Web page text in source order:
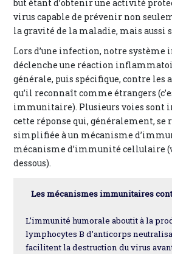
but étant d’obtenir une activité
virus capable de prévenir non
la gravité de la maladie, mais aussi
Lors d’une infection, notre
déclenche une réaction
générale, puis spécifique, contre les
qu’il reconnaît comme étrangers
immunitaire). Plusieurs voies sont
cette réponse qui, généralement, se
simplifiée à un mécanisme
mécanisme d’immunité cellulaire
dessous).
Les mécanismes immunitaires
L’immunité humorale aboutit à la
lymphocytes B d’anticorps
facilitent la destruction du virus